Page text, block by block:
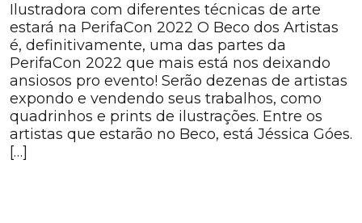
Ilustradora com diferentes técnicas de arte
estará na PerifaCon 2022 O Beco dos Artistas
é, definitivamente, uma das partes da
PerifaCon 2022 que mais está nos deixando
ansiosos pro evento! Serão dezenas de artistas
expondo e vendendo seus trabalhos, como
quadrinhos e prints de ilustrações. Entre os
artistas que estarão no Beco, está Jéssica Góes.
[…]